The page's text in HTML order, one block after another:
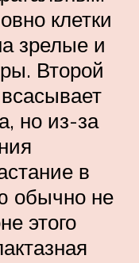
клетки
зрелые и
Второй
но из-за
в
обычно не
этого